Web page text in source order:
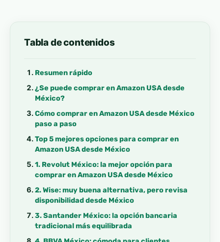
Tabla de contenidos
Resumen rápido
¿Se puede comprar en Amazon USA desde
México?
Cómo comprar en Amazon USA desde México
paso a paso
Top 5 mejores opciones para comprar en
Amazon USA desde México
1. Revolut México: la mejor opción para
comprar en Amazon USA desde México
2. Wise: muy buena alternativa, pero revisa
disponibilidad desde México
3. Santander México: la opción bancaria
tradicional más equilibrada